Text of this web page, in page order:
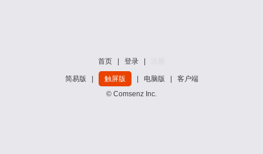
首页 登录
简易版 触屏版 电脑版
客户端
© Comsenz Inc.